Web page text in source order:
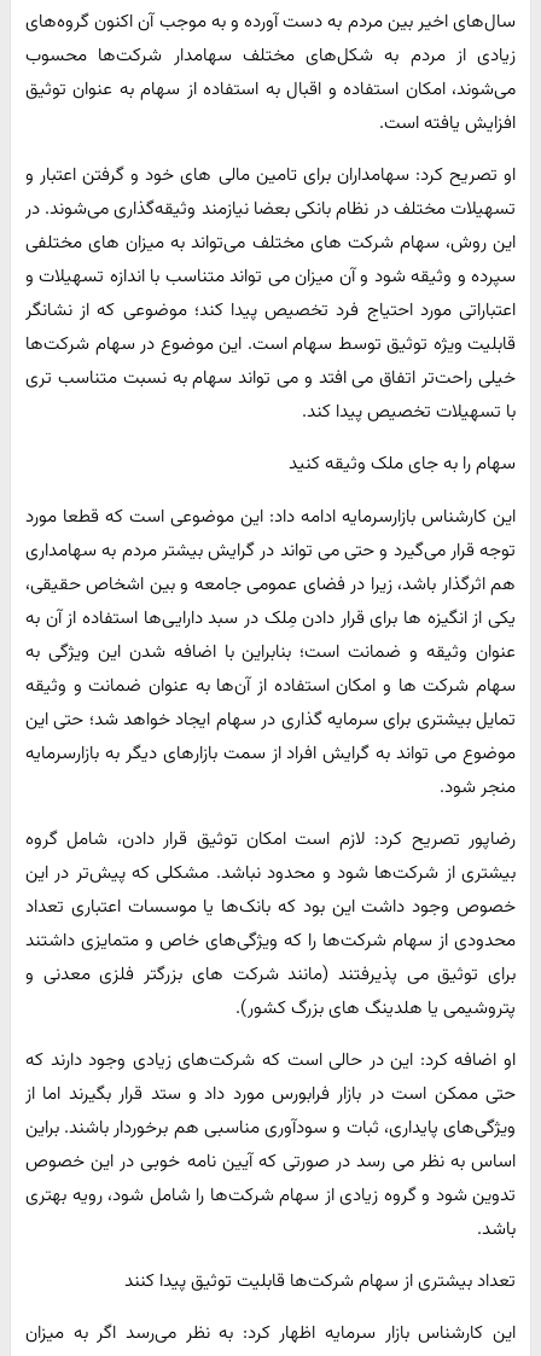
سال‌های اخیر بین مردم به دست آورده و به موجب آن اکنون گروه‌های
زیادی از مردم به شکل‌های مختلف سهامدار شرکت‌ها محسوب
می‌شوند، امکان استفاده و اقبال به استفاده از سهام به عنوان توثیق
افزایش یافته است.
او تصریح کرد: سهامداران برای تامین مالی های خود و گرفتن اعتبار و
تسهیلات مختلف در نظام بانکی بعضا نیازمند وثیقه‌گذاری می‌شوند. در
این روش، سهام شرکت های مختلف می‌تواند به میزان های مختلفی
سپرده و وثیقه شود و آن میزان می تواند متناسب با اندازه تسهیلات و
اعتباراتی مورد احتیاج فرد تخصیص پیدا کند؛ موضوعی که از نشانگر
قابلیت ویژه توثیق توسط سهام است. این موضوع در سهام شرکت‌ها
خیلی راحت‌تر اتفاق می افتد و می تواند سهام به نسبت متناسب تری
با تسهیلات تخصیص پیدا کند.
سهام را به جای ملک وثیقه کنید
این کارشناس بازارسرمایه ادامه داد: این موضوعی است که قطعا مورد
توجه قرار می‌گیرد و حتی می تواند در گرایش بیشتر مردم به سهامداری
هم اثرگذار باشد، زیرا در فضای عمومی جامعه و بین اشخاص حقیقی،
یکی از انگیزه ها برای قرار دادن مِلک در سبد دارایی‌ها استفاده از آن به
عنوان وثیقه و ضمانت است؛ بنابراین با اضافه شدن این ویژگی به
سهام شرکت ها و امکان استفاده از آن‌ها به عنوان ضمانت و وثیقه
تمایل بیشتری برای سرمایه گذاری در سهام ایجاد خواهد شد؛ حتی این
موضوع می تواند به گرایش افراد از سمت بازارهای دیگر به بازارسرمایه
منجر شود.
رضاپور تصریح کرد: لازم است امکان توثیق قرار دادن، شامل گروه
بیشتری از شرکت‌ها شود و محدود نباشد. مشکلی که پیش‌تر در این
خصوص وجود داشت این بود که بانک‌ها یا موسسات اعتباری تعداد
محدودی از سهام شرکت‌ها را که ویژگی‌های خاص و متمایزی داشتند
برای توثیق می پذیرفتند (مانند شرکت های بزرگتر فلزی معدنی و
پتروشیمی یا هلدینگ های بزرگ کشور).
او اضافه کرد: این در حالی است که شرکت‌های زیادی وجود دارند که
حتی ممکن است در بازار فرابورس مورد داد و ستد قرار بگیرند اما از
ویژگی‌های پایداری، ثبات و سودآوری مناسبی هم برخوردار باشند. براین
اساس به نظر می رسد در صورتی که آیین نامه خوبی در این خصوص
تدوین شود و گروه زیادی از سهام شرکت‌ها را شامل شود، رویه بهتری
باشد.
تعداد بیشتری از سهام شرکت‌ها قابلیت توثیق پیدا کنند
این کارشناس بازار سرمایه اظهار کرد: به نظر می‌رسد اگر به میزان